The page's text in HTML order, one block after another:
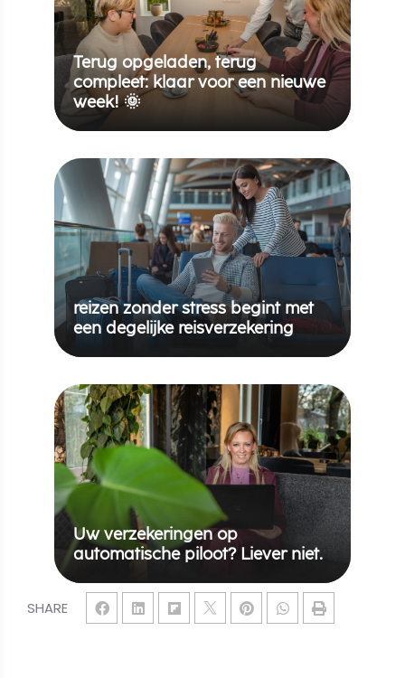
SHARE
Terug opgeladen, terug
compleet: klaar voor een nieuwe
week! 🌞
reizen zonder stress begint met
een degelijke reisverzekering
Uw verzekeringen op
automatische piloot? Liever niet.